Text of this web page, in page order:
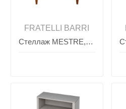
FRATELLI BARRI
Стеллаж MESTRE, FRATELLI BARRI